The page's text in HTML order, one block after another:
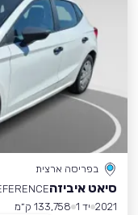
בפריסה ארצית
סיאט איביזה
2021 יד 1
133,758 ק״מ